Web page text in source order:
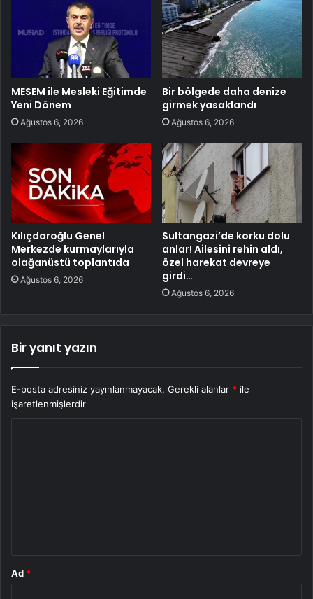
MESEM ile Mesleki Eğitimde
Yeni Dönem
Ağustos 6, 2026
Bir bölgede daha denize
girmek yasaklandı
Ağustos 6, 2026
Kılıçdaroğlu Genel
Merkezde kurmaylarıyla
olağanüstü toplantıda
Ağustos 6, 2026
Sultangazi’de korku dolu
anlar! Ailesini rehin aldı,
özel harekat devreye
girdi…
Ağustos 6, 2026
Bir yanıt yazın
E-posta adresiniz yayınlanmayacak. Gerekli alanlar * ile
işaretlenmişlerdir
Ad *